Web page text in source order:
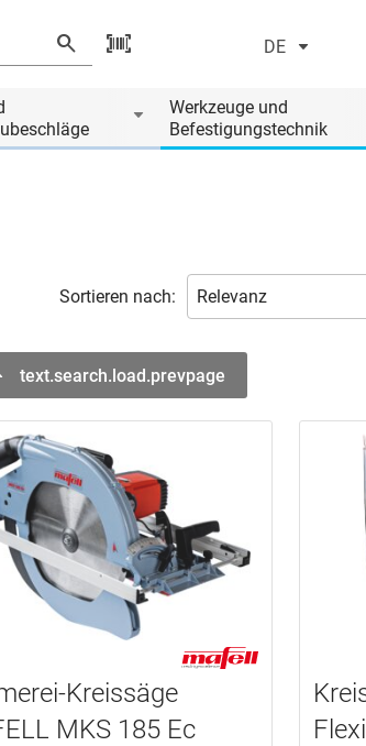
DE
Werkzeuge und
Befestigungstechnik
Sortieren nach:
text.search.load.prevpage
Kreissäge
MKS 185 Ec